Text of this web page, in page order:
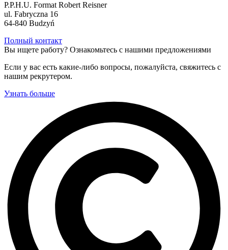
P.P.H.U. Format Robert Reisner
ul. Fabryczna 16
64-840 Budzyń
Полный контакт
Вы ищете работу? Ознакомьтесь с нашими предложениями
Если у вас есть какие-либо вопросы, пожалуйста, свяжитесь с
нашим рекрутером.
Узнать больше